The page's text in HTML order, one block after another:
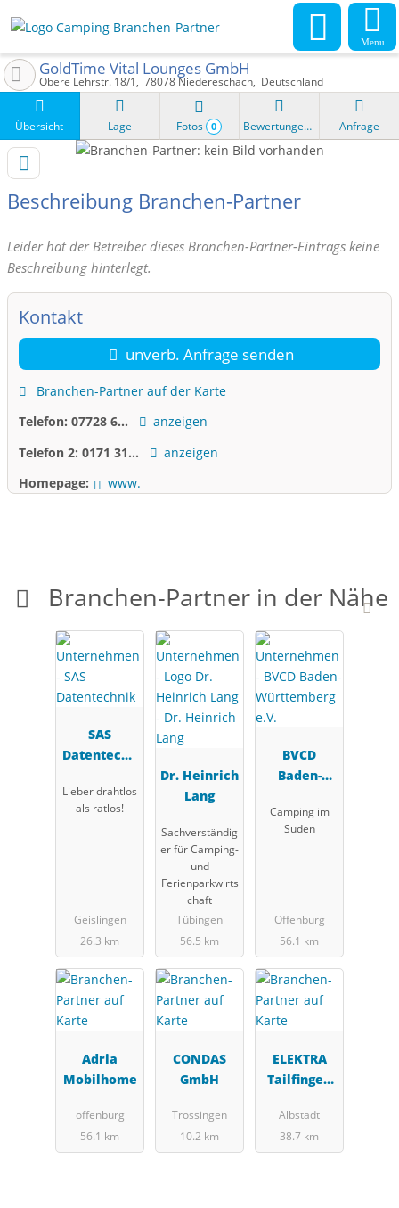
Menu
GoldTime Vital Lounges GmbH
Obere Lehrstr. 18/1 78078 Niedereschach Deutschland
Übersicht Lage Fotos 0 Bewertungen Anfrage
Beschreibung Branchen-Partner
Leider hat der Betreiber dieses Branchen-Partner-Eintrags keine
Beschreibung hinterlegt.
Kontakt
unverb. Anfrage senden
Branchen-Partner auf der Karte
Telefon: 07728 6...
anzeigen
Telefon 2: 0171 31...
anzeigen
Homepage:
www.
Branchen-Partner in der Nähe
SAS
Datentechn
Lieber drahtlos
als ratlos!
Geislingen
26.3 km
Dr. Heinrich
Lang
Sachverständig
er für Camping-
und
Ferienparkwirts
chaft
Tübingen
56.5 km
BVCD
Baden-
rg e.V.
Camping im
Süden
Offenburg
56.1 km
Adria
Mobilhome
offenburg
56.1 km
CONDAS
GmbH
Trossingen
10.2 km
ELEKTRA
Tailfingen
e GmbH
Albstadt
38.7 km